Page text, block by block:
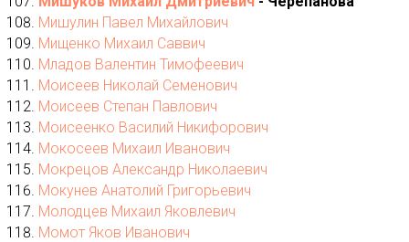
Мишулин Павел Михайлович
Мищенко Михаил Саввич
Младов Валентин Тимофеевич
Моисеев Николай Семенович
Моисеев Степан Павлович
Моисеенко Василий Никифорович
Мокосеев Михаил Иванович
Мокрецов Александр Николаевич
Мокунев Анатолий Григорьевич
Молодцев Михаил Яковлевич
Момот Яков Иванович